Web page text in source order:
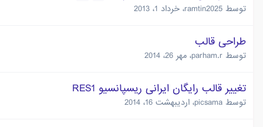
توسط ramtin2025، خرداد 1، 2013
طراحی قالب
توسط parham.r، مهر 26، 2014
تغییر قالب رایگان ایرانی ریسپانسیو RES1
توسط picsama، اردیبهشت 16، 2014